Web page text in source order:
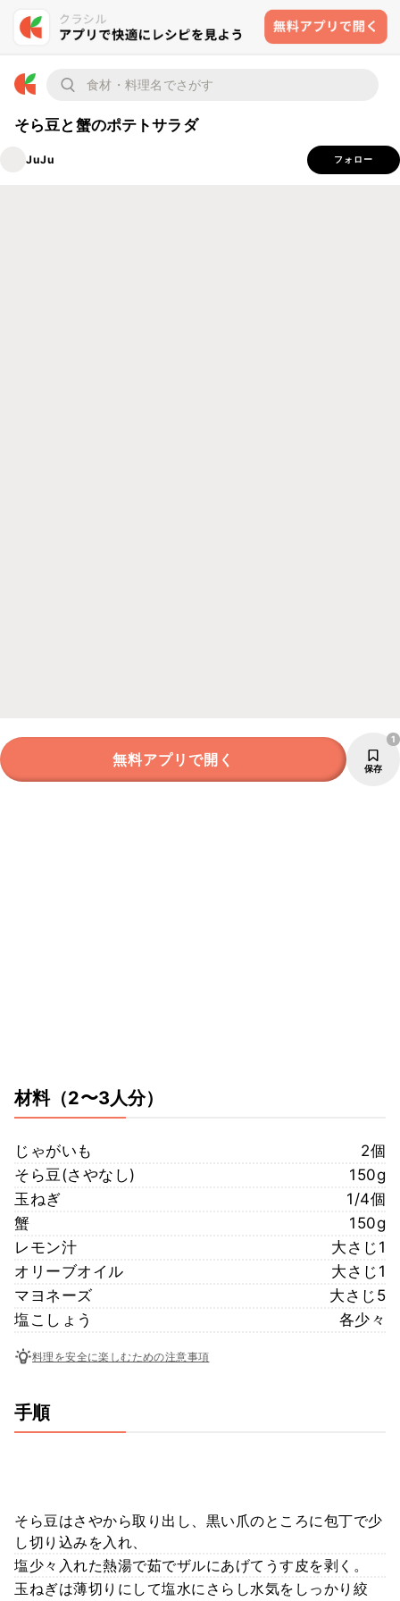
そら豆と蟹のポテトサラダ
JuJu フォロー
無料アプリで開く 保存
1
材料（2〜3人分）
じゃがいも
2個
そら豆(さやなし)
150g
玉ねぎ
1/4個
蟹
150g
レモン汁
大さじ1
オリーブオイル
大さじ1
マヨネーズ
大さじ5
塩こしょう
各少々
料理を安全に楽しむための注意事項
手順
そら豆はさやから取り出し、黒い爪のところに包丁で少
し切り込みを入れ、
塩少々入れた熱湯で茹でザルにあげてうす皮を剥く。
玉ねぎは薄切りにして塩水にさらし水気をしっかり絞